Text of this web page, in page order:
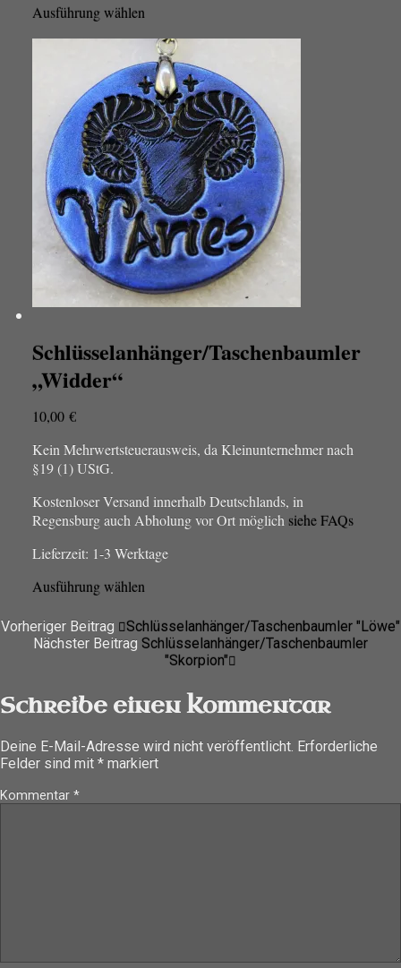
Ausführung wählenDieses
weist
mehrere
Varianten
auf.
Die
Optionen
können
auf
der
Produktseite
gewählt
werden
Schlüsselanhänger/Taschenbaumler
„Widder“
10,00 €
Kein Mehrwertsteuerausweis, da Kleinunternehmer nach
§19 (1) UStG.
Kostenloser Versand innerhalb Deutschlands, in
Regensburg auch Abholung vor Ort möglich siehe FAQs
Lieferzeit: 1-3 Werktage
Ausführung wählenDieses
weist
mehrere
Varianten
Die
Optionen
können
auf
der
Vorheriger Beitrag
Schlüsselanhänger/Taschenbaumler "Löwe"
Nächster Beitrag Schlüsselanhänger/Taschenbaumler
"Skorpion"
Schreibe einen Kommentar
Deine E-Mail-Adresse wird nicht veröffentlicht. Erforderliche
Felder sind mit * markiert
Kommentar *